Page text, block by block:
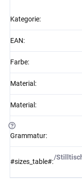
Kategorie:
EAN:
Farbe:
Material :
Material :
?
Grammatur:
#sizes_table#:
/